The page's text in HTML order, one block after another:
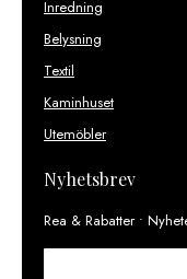
Inredning
Belysning
Textil
Kaminhuset
Utemöbler
Nyhetsbrev
Rea & Rabatter •